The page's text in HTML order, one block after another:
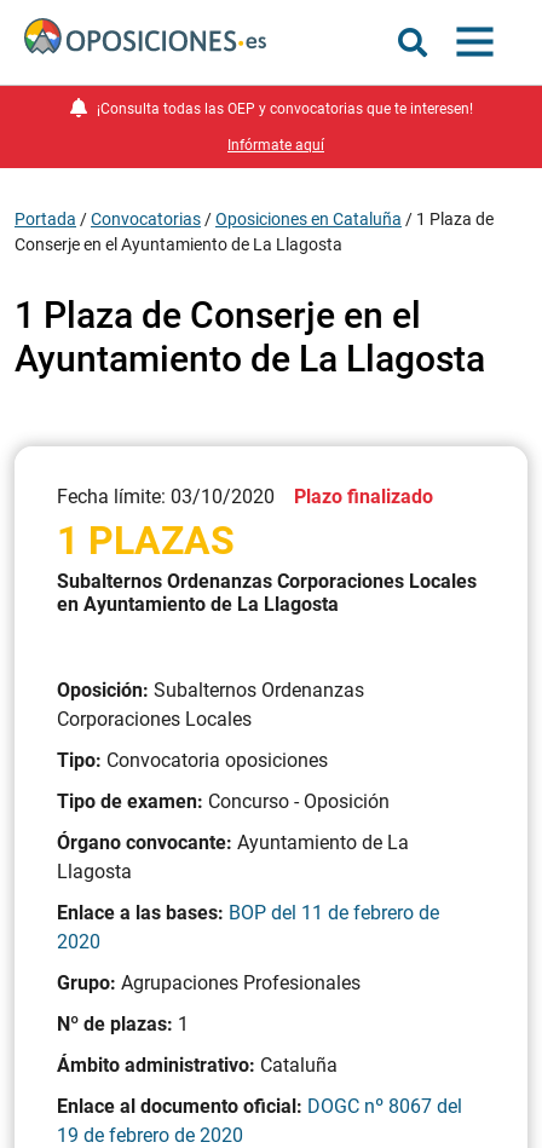
¡Consulta todas las OEP y convocatorias que te interesen!
Infórmate aquí
Portada /Convocatorias /Oposiciones en Cataluña / 1 Plaza de
Conserje en el Ayuntamiento de La Llagosta
1 Plaza de Conserje en el
Ayuntamiento de La Llagosta
Fecha límite: 03/10/2020 Plazo finalizado
1 PLAZAS
Subalternos Ordenanzas Corporaciones Locales
en Ayuntamiento de La Llagosta
Oposición: Subalternos Ordenanzas
Corporaciones Locales
Tipo: Convocatoria oposiciones
Tipo de examen: Concurso - Oposición
Órgano convocante: Ayuntamiento de La
Llagosta
Enlace a las bases: BOP del 11 de febrero de
2020
Grupo: Agrupaciones Profesionales
Nº de plazas: 1
Ámbito administrativo: Cataluña
Enlace al documento oficial: DOGC nº 8067 del
19 de febrero de 2020